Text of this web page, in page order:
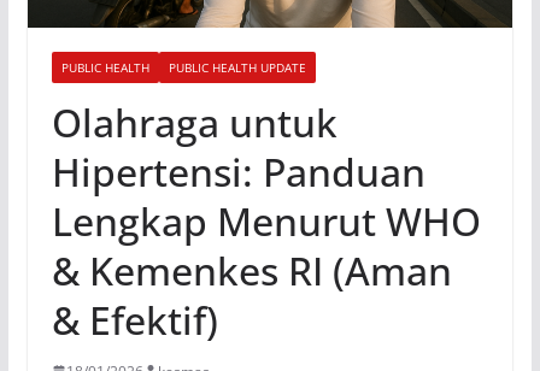
PUBLIC HEALTH PUBLIC HEALTH UPDATE
Olahraga untuk
Hipertensi: Panduan
Lengkap Menurut WHO
& Kemenkes RI (Aman
& Efektif)